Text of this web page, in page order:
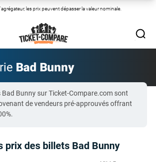
les prix peuvent dépasser la valeur nominale.
Bad Bunny
Bad Bunny sur Ticket-Compare.com sont
de vendeurs pré-approuvés offrant
prix des billets Bad Bunny